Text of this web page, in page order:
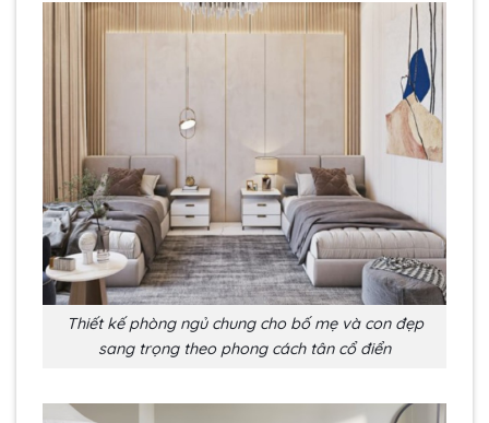
Thiết kế phòng ngủ chung cho bố mẹ và con đẹp
sang trọng theo phong cách tân cổ điển